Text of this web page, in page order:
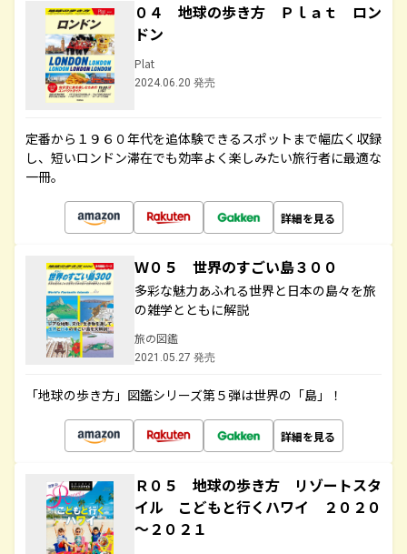
０４ 地球の歩き方 Ｐｌａｔ ロン
ドン
Plat
2024.06.20 発売
定番から１９６０年代を追体験できるスポットまで幅広く収録
し、短いロンドン滞在でも効率よく楽しみたい旅行者に最適な
一冊。
詳細を見る
Ｗ０５ 世界のすごい島３００
多彩な魅力あふれる世界と日本の島々を旅
の雑学とともに解説
旅の図鑑
2021.05.27 発売
「地球の歩き方」図鑑シリーズ第５弾は世界の「島」！
詳細を見る
Ｒ０５ 地球の歩き方 リゾートスタ
イル こどもと行くハワイ ２０２０
～２０２１